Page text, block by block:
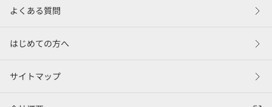
よくある質問
はじめての方へ
サイトマップ